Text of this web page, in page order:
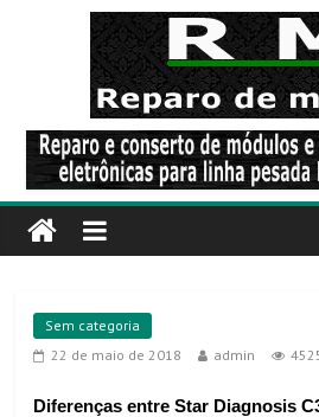
Sem categoria
22 de maio de 2018
admin
Diferenças entre Star Diagnosis